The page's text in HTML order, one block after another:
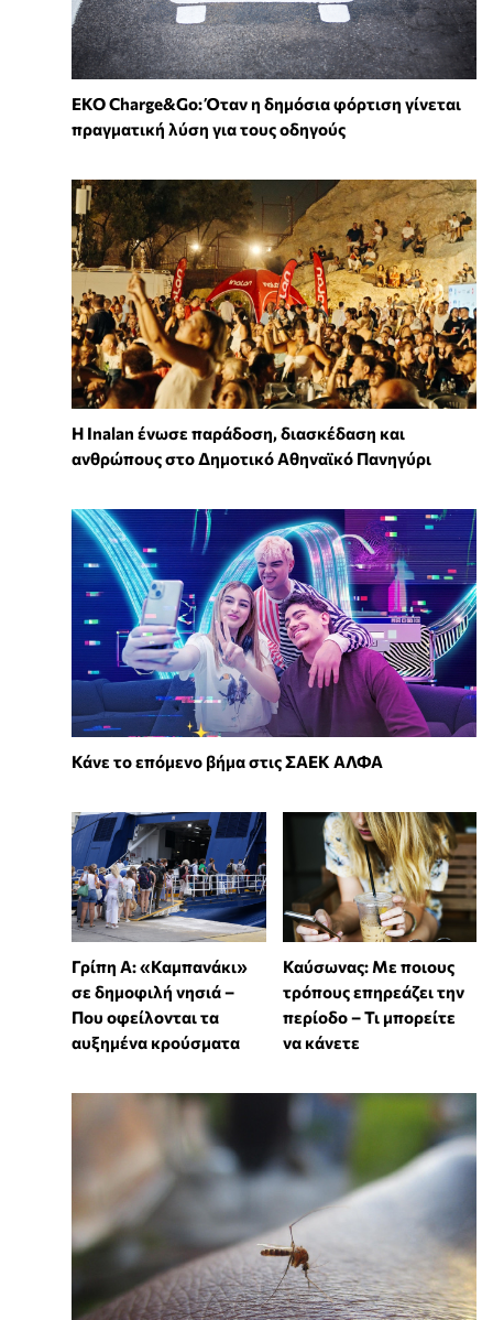
EKO Charge&Go: Όταν η δημόσια φόρτιση γίνεται
πραγματική λύση για τους οδηγούς
Η Inalan ένωσε παράδοση, διασκέδαση και
ανθρώπους στο Δημοτικό Αθηναϊκό Πανηγύρι
Κάνε το επόμενο βήμα στις ΣΑΕΚ ΑΛΦΑ
Γρίπη Α: «Καμπανάκι»
σε δημοφιλή νησιά –
Που οφείλονται τα
αυξημένα κρούσματα
Καύσωνας: Με ποιους
τρόπους επηρεάζει την
περίοδο – Τι μπορείτε
να κάνετε